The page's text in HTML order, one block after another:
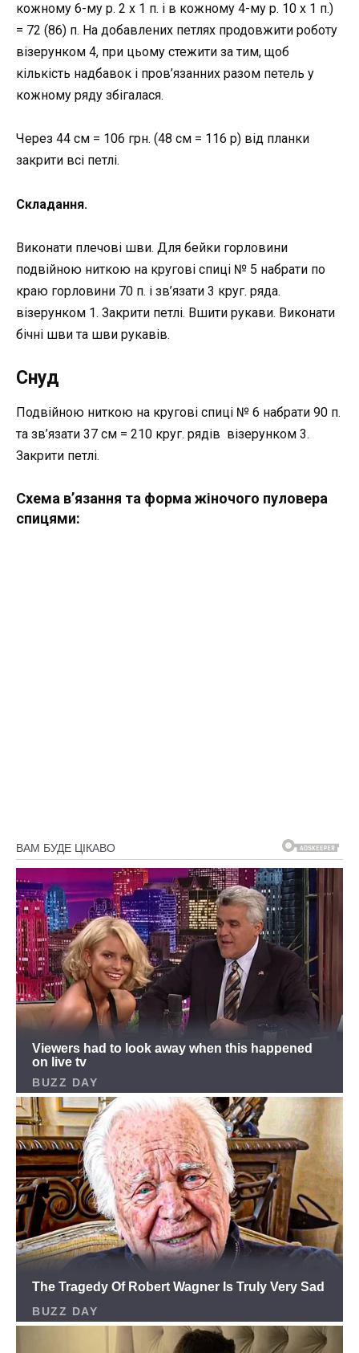
кожному 6-му р. 2 х 1 п. і в кожному 4-му р. 10 х 1 п.)
= 72 (86) п. На добавлених петлях продовжити роботу
візерунком 4, при цьому стежити за тим, щоб
кількість надбавок і пров’язанних разом петель у
кожному ряду збігалася.
Через 44 см = 106 грн. (48 см = 116 р) від планки
закрити всі петлі.
Складання.
Виконати плечові шви. Для бейки горловини
подвійною ниткою на кругові спиці № 5 набрати по
краю горловини 70 п. і зв’язати 3 круг. ряда.
візерунком 1. Закрити петлі. Вшити рукави. Виконати
бічні шви та шви рукавів.
Снуд
Подвійною ниткою на кругові спиці № 6 набрати 90 п.
та зв’язати 37 см = 210 круг. рядів візерунком 3.
Закрити петлі.
Схема в’язання та форма жіночого пуловера
спицями: